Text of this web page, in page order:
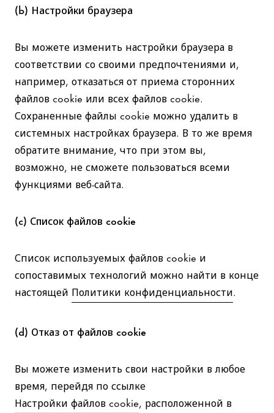
(b) Настройки браузера
Вы можете изменить настройки браузера в
соответствии со своими предпочтениями и,
например, отказаться от приема сторонних
файлов cookie или всех файлов cookie.
Сохраненные файлы cookie можно удалить в
системных настройках браузера. В то же время
обратите внимание, что при этом вы,
возможно, не сможете пользоваться всеми
функциями веб-сайта.
(c) Список файлов cookie
Список используемых файлов cookie и
сопоставимых технологий можно найти в конце
настоящей Политики конфиденциальности.
(d) Отказ от файлов cookie
Вы можете изменить свои настройки в любое
время, перейдя по ссылке
Настройки файлов cookie, расположенной в